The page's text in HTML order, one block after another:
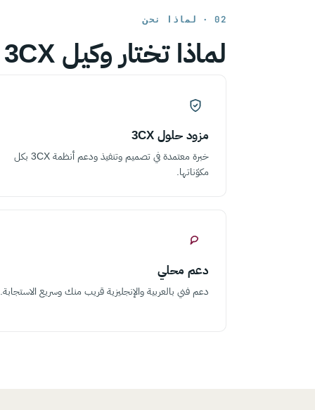
02 · لماذا نحن
لماذا تختار وكيل 3CX المعتمد؟
مزود حلول 3CX
خبرة معتمدة في تصميم وتنفيذ ودعم أنظمة 3CX بكل
مكوّناتها.
دعم محلي
دعم فني بالعربية والإنجليزية قريب منك وسريع الاستجابة.